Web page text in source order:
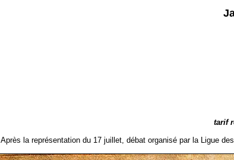
tarif
Après la représentation du 17 juillet, débat organisé par la Ligue